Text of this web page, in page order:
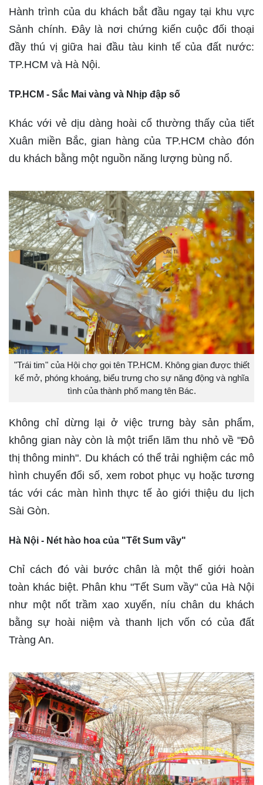
Hành trình của du khách bắt đầu ngay tại khu vực
Sảnh chính. Đây là nơi chứng kiến cuộc đối thoại
đầy thú vị giữa hai đầu tàu kinh tế của đất nước:
TP.HCM và Hà Nội.
TP.HCM - Sắc Mai vàng và Nhịp đập số
Khác với vẻ dịu dàng hoài cổ thường thấy của tiết
Xuân miền Bắc, gian hàng của TP.HCM chào đón
du khách bằng một nguồn năng lượng bùng nổ.
"Trái tim" của Hội chợ gọi tên TP.HCM. Không gian được thiết
kế mở, phóng khoáng, biểu trưng cho sự năng động và nghĩa
tình của thành phố mang tên Bác.
Không chỉ dừng lại ở việc trưng bày sản phẩm,
không gian này còn là một triển lãm thu nhỏ về "Đô
thị thông minh". Du khách có thể trải nghiệm các mô
hình chuyển đổi số, xem robot phục vụ hoặc tương
tác với các màn hình thực tế ảo giới thiệu du lịch
Sài Gòn.
Hà Nội - Nét hào hoa của "Tết Sum vầy"
Chỉ cách đó vài bước chân là một thế giới hoàn
toàn khác biệt. Phân khu "Tết Sum vầy" của Hà Nội
như một nốt trầm xao xuyến, níu chân du khách
bằng sự hoài niệm và thanh lịch vốn có của đất
Tràng An.